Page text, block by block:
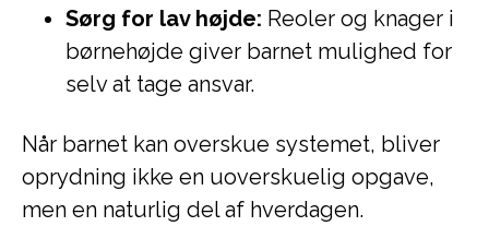
Sørg for lav højde: Reoler og knager i
børnehøjde giver barnet mulighed for
selv at tage ansvar.
Når barnet kan overskue systemet, bliver
oprydning ikke en uoverskuelig opgave,
men en naturlig del af hverdagen.